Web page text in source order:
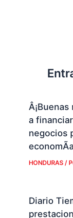
a
negocios
economÃ­a
HONDURAS/
Diario